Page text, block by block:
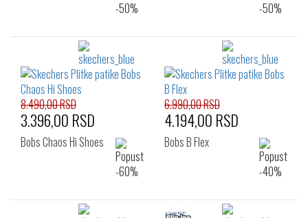
8.490,00 RSD
3.396,00 RSD
Bobs Chaos Hi Shoes
6.990,00 RSD
4.194,00 RSD
Bobs B Flex